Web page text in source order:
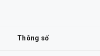
Thông số